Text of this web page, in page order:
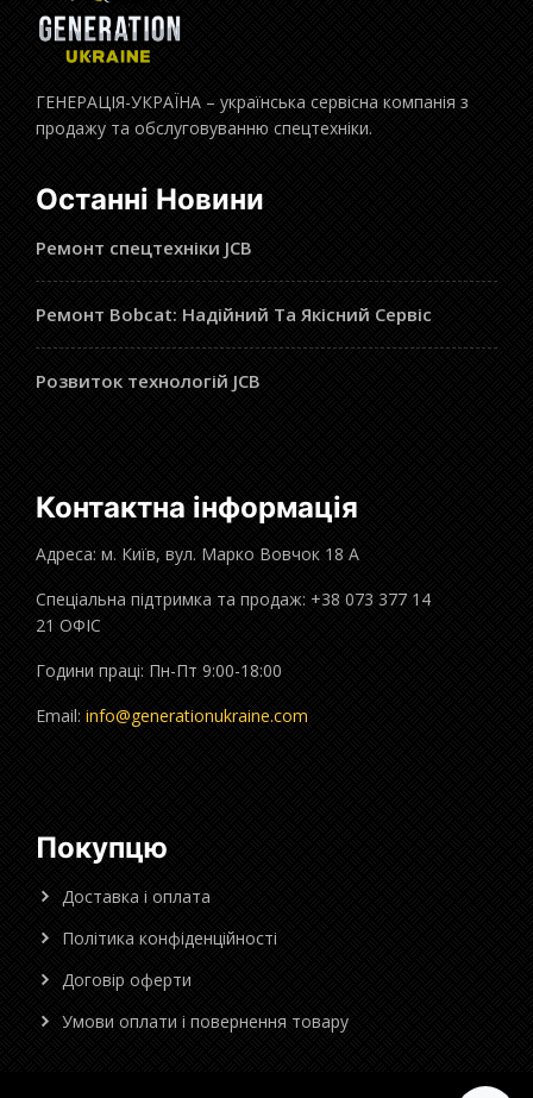
ГЕНЕРАЦІЯ-УКРАЇНА – українська сервісна компанія з
продажу та обслуговуванню спецтехніки.
Останні Новини
Ремонт спецтехніки JCB
Ремонт Bobcat: Надійний Та Якісний Сервіс
Розвиток технологій JCB
Контактна інформація
Адреса: м. Київ, вул. Марко Вовчок 18 А
Спеціальна підтримка та продаж: +38 073 377 14
21 ОФІС
Години праці: Пн-Пт 9:00-18:00
Email: info@generationukraine.com
Покупцю
Доставка і оплата
Політика конфіденційності
Договір оферти
Умови оплати і повернення товару